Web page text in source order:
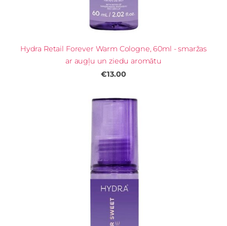
Hydra Retail Forever Warm Cologne, 60ml - smaržas
ar augļu un ziedu aromātu
€13.00